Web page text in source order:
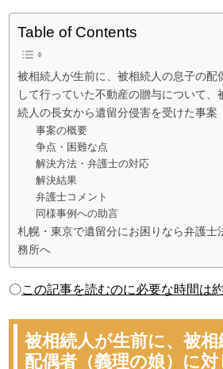
Table of Contents
被相続人が生前に、被相続人の息子の配
して行っていた不動産の贈与について、
続人の長女から遺留分侵害を受けた事案
事案の概要
争点・困難な点
解決方法・弁護士の対応
解決結果
弁護士コメント
同様事例への助言
札幌・東京で遺留分にお困りなら弁護士
務所へ
〇この記事を読むのに必要な時間は
被相続人が生前に、被
配偶者（義理の娘）に